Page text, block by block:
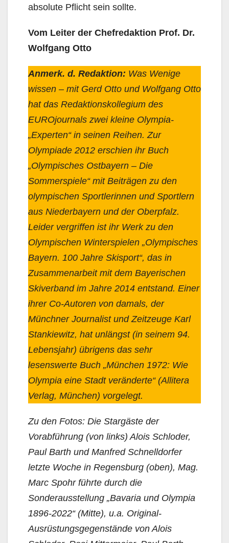
absolute Pflicht sein sollte.
Vom Leiter der Chefredaktion Prof. Dr.
Wolfgang Otto
Anmerk. d. Redaktion: Was Wenige
wissen – mit Gerd Otto und Wolfgang Otto
hat das Redaktionskollegium des
EUROjournals zwei kleine Olympia-
„Experten“ in seinen Reihen. Zur
Olympiade 2012 erschien ihr Buch
„Olympisches Ostbayern – Die
Sommerspiele“ mit Beiträgen zu den
olympischen Sportlerinnen und Sportlern
aus Niederbayern und der Oberpfalz.
Leider vergriffen ist ihr Werk zu den
Olympischen Winterspielen „Olympisches
Bayern. 100 Jahre Skisport“, das in
Zusammenarbeit mit dem Bayerischen
Skiverband im Jahre 2014 entstand. Einer
ihrer Co-Autoren von damals, der
Münchner Journalist und Zeitzeuge Karl
Stankiewitz, hat unlängst (in seinem 94.
Lebensjahr) übrigens das sehr
lesenswerte Buch „München 1972: Wie
Olympia eine Stadt veränderte“ (Allitera
Verlag, München) vorgelegt.
Zu den Fotos: Die Stargäste der
Vorabführung (von links) Alois Schloder,
Paul Barth und Manfred Schnelldorfer
letzte Woche in Regensburg (oben), Mag.
Marc Spohr führte durch die
Sonderausstellung „Bavaria und Olympia
1896-2022“ (Mitte), u.a. Original-
Ausrüstungsgegenstände von Alois